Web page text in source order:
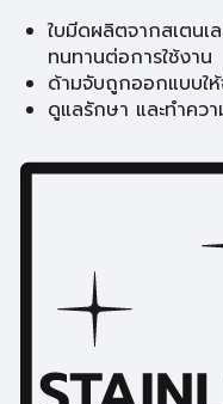
ใบมีดผลิตจากสเตน
ทนทานต่อการใช้งาน
ด้ามจับถูกออกแบบใ
ดูแลรักษา และทำคว